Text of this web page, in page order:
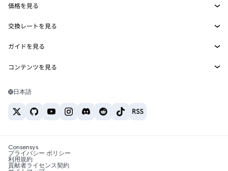
MetaMask Connect
Snaps
Web3サービス
セキュリティ
サポート
キャリア
お問い合わせ
価格を見る
イーサリアムの価格
Solanaの価格
Tetherの価格
交換レートを見る
ETH→USD
USDT→INR
BTC→INR
ETH→USDT
ガイドを見る
ETHの購入
USDTの購入
SHIBの購入
BNBの購入
コンテンツを見る
Solanaウォレット
税制関連ニュース
暗号資産の購入方法は？
日本語
Consensys
プライバシー ポリシー
利用規約
貢献者ライセンス契約